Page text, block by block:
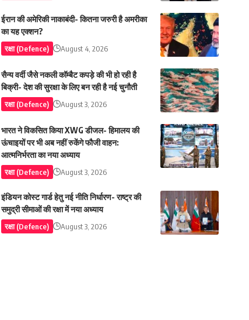
ईरान की अमेरिकी नाकाबंदी- कितना जरुरी है अमरीका
का यह एक्शन?
रक्षा (Defence) August 4, 2026
सैन्य वर्दी जैसे नकली कॉम्बैट कपड़े की भी हो रही है
बिक्री- देश की सुरक्षा के लिए बन रही है नई चुनौती
रक्षा (Defence) August 3, 2026
भारत ने विकसित किया XWG डीजल- हिमालय की
ऊंचाइयों पर भी अब नहीं रुकेंगे फौजी वाहन:
आत्मनिर्भरता का नया अध्याय
रक्षा (Defence) August 3, 2026
इंडियन कोस्ट गार्ड हेतु नई नीति निर्धारण- राष्ट्र की
समुद्री सीमाओं की रक्षा में नया अध्याय
रक्षा (Defence) August 3, 2026